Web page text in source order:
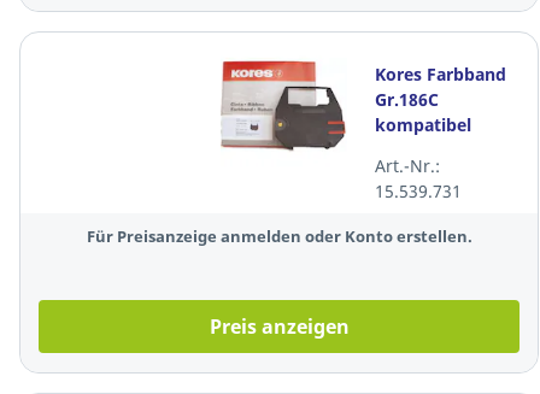
Kores Farbband
Gr.186C
kompatibel
Nakajima AX 200
Art.-Nr.:
15.539.731
Für Preisanzeige anmelden oder Konto erstellen.
Preis anzeigen